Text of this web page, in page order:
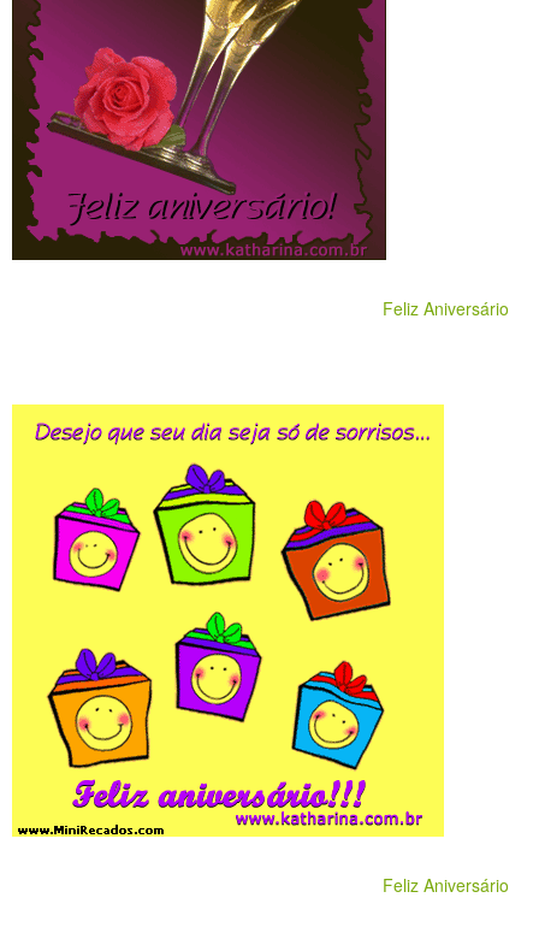
Feliz Aniversário
Feliz Aniversário